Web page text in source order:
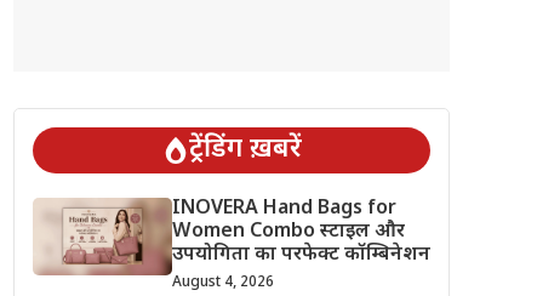
ट्रेंडिंग ख़बरें
INOVERA Hand Bags for
Women Combo स्टाइल और
उपयोगिता का परफेक्ट कॉम्बिनेशन
August 4, 2026